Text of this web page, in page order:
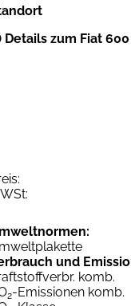
Details zum Fiat
und
komb.
2-Emissionen komb.